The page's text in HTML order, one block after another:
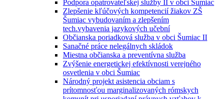
Podpora opatrovateľskej služby II v obci Šumiac
Zlepšenie kľúčových kompetencií žiakov ZŠ
Šumiac vybudovaním a zlepšením
tech.vybavenia jazykových učební
Občianska poriadková služba v obci Šumiac II
Sanačné práce nelegálnych skládok
Miestna občianska a preventívna služba
Zvýšenie energetickej efektívnosti verejného
osvetlenia v obci Šumiac
Národný projekt asistencia obciam s
prítomnosťou marginalizovaných rómskych